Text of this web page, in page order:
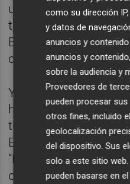
una vivienda
tenemos a Juan Soto
Bunny y la polémica
conciertos.
Y en nuestra
hablamos sobre
través de la novela El
Elaine Vilar Madruga
“La Selva es un dios
otorga protección a
como su dirección
y datos de
anuncios y
anuncios y
sobre la audiencia y
Proveedores de
pueden procesar
otros fines, incluido
geolocalización
del dispositivo. Sus
solo a este sitio
pueden basarse en